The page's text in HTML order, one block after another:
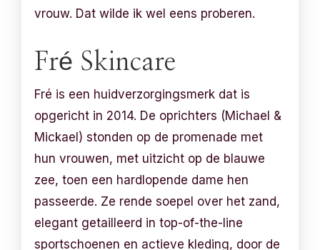
vrouw. Dat wilde ik wel eens proberen.
Fré Skincare
Fré is een huidverzorgingsmerk dat is
opgericht in 2014. De oprichters (Michael &
Mickael) stonden op de promenade met
hun vrouwen, met uitzicht op de blauwe
zee, toen een hardlopende dame hen
passeerde. Ze rende soepel over het zand,
elegant getailleerd in top-of-the-line
sportschoenen en actieve kleding, door de